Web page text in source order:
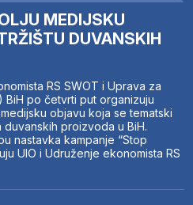
MEDIJSKU
DUVANSKIH
RS SWOT i Uprava za
po četvrti put organizuju
objavu koja se tematski
proizvoda u BiH.
nastavka kampanje “Stop
UIO i Udruženje ekonomista RS